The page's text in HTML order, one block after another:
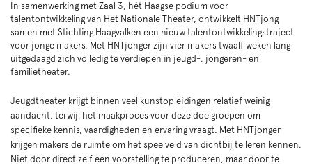
In samenwerking met Zaal 3, hét Haagse podium voor
talentontwikkeling van Het Nationale Theater, ontwikkelt HNTjong
samen met Stichting Haagvalken een nieuw talentontwikkelingstraject
voor jonge makers. Met HNTjonger zijn vier makers twaalf weken lang
uitgedaagd zich volledig te verdiepen in jeugd-, jongeren- en
familietheater.
Jeugdtheater krijgt binnen veel kunstopleidingen relatief weinig
aandacht, terwijl het maakproces voor deze doelgroepen om
specifieke kennis, vaardigheden en ervaring vraagt. Met HNTjonger
krijgen makers de ruimte om het speelveld van dichtbij te leren kennen.
Niet door direct zelf een voorstelling te produceren, maar door te